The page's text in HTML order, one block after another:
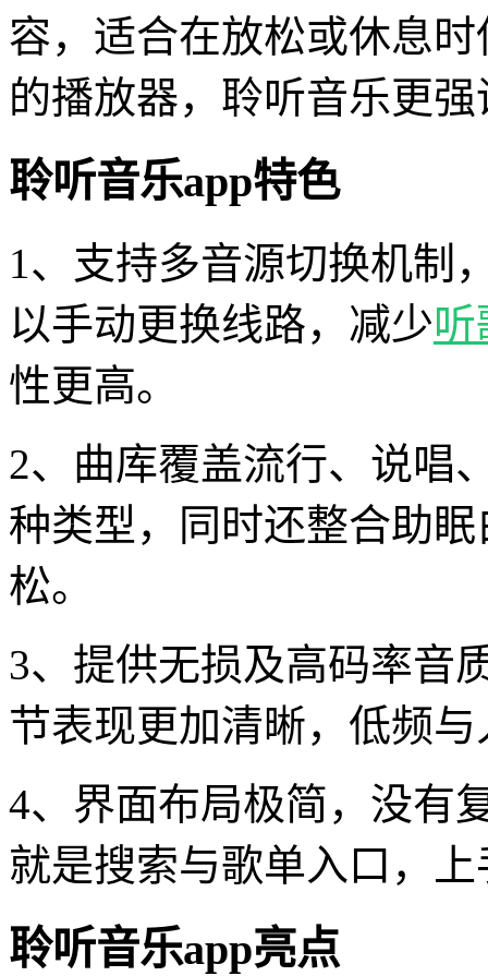
容，适合在放松或休息
的播放器，聆听音乐更
聆听音乐app特色
1、支持多音源切换机制
以手动更换线路，减少听
性更高。
2、曲库覆盖流行、说唱
种类型，同时还整合助
松。
3、提供无损及高码率音
节表现更加清晰，低频
4、界面布局极简，没有
就是搜索与歌单入口，
聆听音乐app亮点